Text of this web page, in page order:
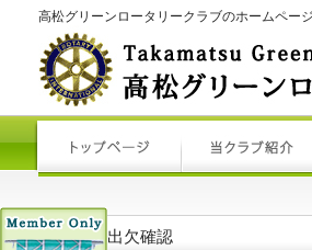
高松グリーンロータリークラブのホームペー
例会出欠確認